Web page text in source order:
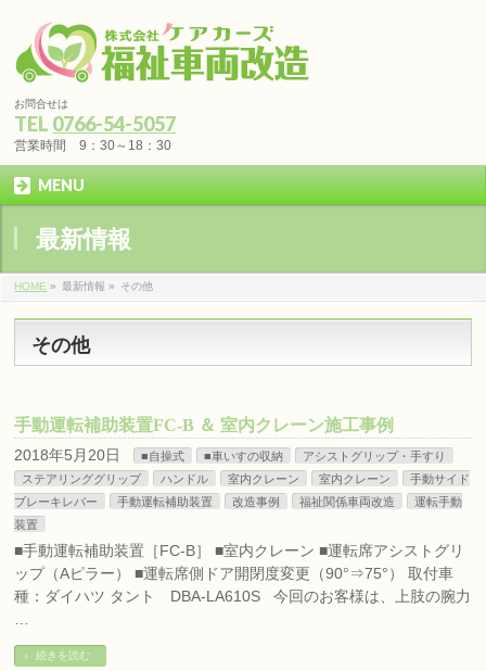
お問合せは
TEL 0766-54-5057
営業時間 9：30～18：30
MENU
最新情報
HOME » 最新情報 » その他
その他
手動運転補助装置FC-B ＆ 室内クレーン施工事例
2018年5月20日 ■自操式 ■車いすの収納
アシストグリップ・手すり
ステアリンググリップ
ハンドル 室内クレーン 室内クレーン
手動サイド
ブレーキレバー
手動運転補助装置 改造事例 福祉関係車両改造
運転手動
装置
■手動運転補助装置［FC-B］ ■室内クレーン ■運転席アシストグリ
ップ（Aピラー） ■運転席側ドア開閉度変更（90°⇒75°） 取付車
種：ダイハツ タント DBA-LA610S 今回のお客様は、上肢の腕力
続きを読む